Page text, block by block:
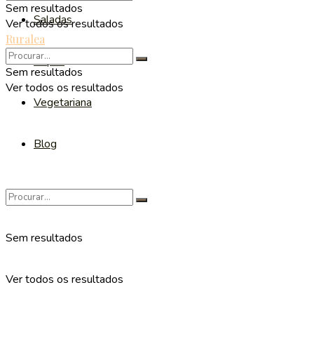
Saladas
Sopas
Vegetariana
Blog
Sem resultados
Ver todos os resultados
Sem resultados
Ver todos os resultados
Ruralea
Sem resultados
Ver todos os resultados